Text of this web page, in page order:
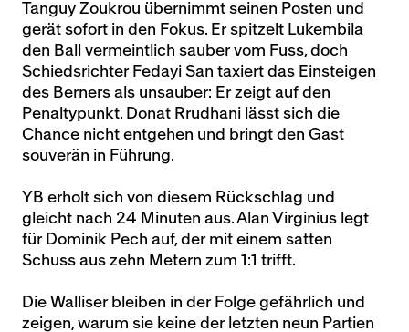
Tanguy Zoukrou übernimmt seinen Posten und
gerät sofort in den Fokus. Er spitzelt Lukembila
den Ball vermeintlich sauber vom Fuss, doch
Schiedsrichter Fedayi San taxiert das Einsteigen
des Berners als unsauber: Er zeigt auf den
Penaltypunkt. Donat Rrudhani lässt sich die
Chance nicht entgehen und bringt den Gast
souverän in Führung.
YB erholt sich von diesem Rückschlag und
gleicht nach 24 Minuten aus. Alan Virginius legt
für Dominik Pech auf, der mit einem satten
Schuss aus zehn Metern zum 1:1 trifft.
Die Walliser bleiben in der Folge gefährlich und
zeigen, warum sie keine der letzten neun Partien